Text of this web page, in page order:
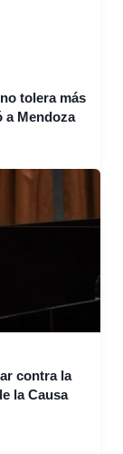
tolera más
a Mendoza
contra la
la Causa